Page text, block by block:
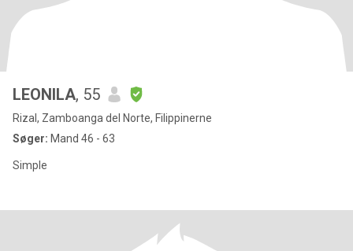
LEONILA, 55
Rizal, Zamboanga del Norte, Filippinerne
Søger: Mand 46 - 63
Simple